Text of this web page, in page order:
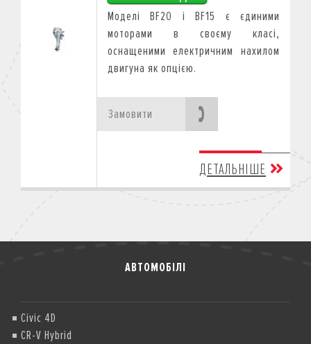
Моделі BF20 і BF15 є єдиними
моторами в своєму класі,
оснащеними електричним нахилом
двигуна як опцією.
Замовити
ДЕТАЛЬНІШЕ
АВТОМОБІЛІ
Civic 4D
CR-V Hybrid